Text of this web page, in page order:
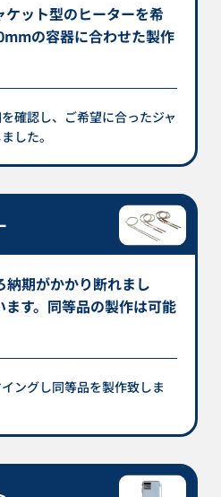
ット型のヒーターを希
の容器に合わせた製作
確認し、ご希望に合ったジャ
した。
期がかかり断れまし
す。同等品の製作は可能
ングし同等品を製作致しま